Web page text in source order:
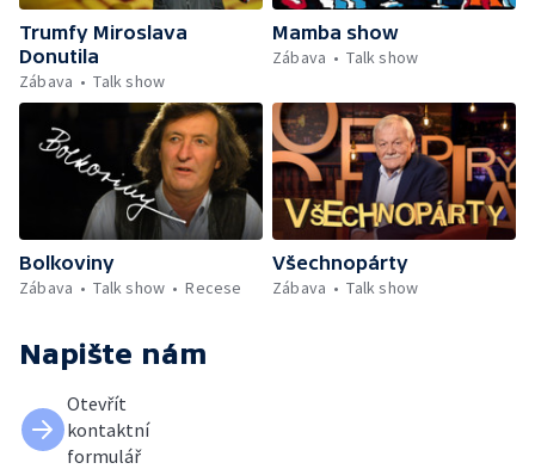
Trumfy Miroslava
Donutila
Zábava
Talk show
Mamba show
Zábava
Talk show
Bolkoviny
Zábava
Talk show Recese
Všechnopárty
Zábava
Talk show
Napište nám
Otevřít
kontaktní
formulář